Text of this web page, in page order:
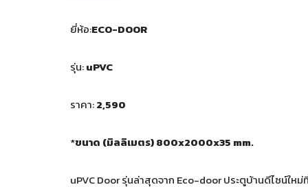
ยี่ห้อ:ECO-DOOR
รุ่น:uPVC
ราคา:2,590
*ขนาด (มิลลิเมตร) 800x2000x35 mm.
uPVC Door รุ่นล่าสุดจาก Eco-door ประตูบ้านดีไซน์ใหม่